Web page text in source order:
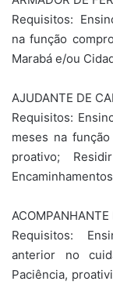
Requisitos:
na função
Marabá e/ou
AJUDANTE DE
Requisitos:
meses na
proativo;
Requisitos:
anterior no
Paciência,